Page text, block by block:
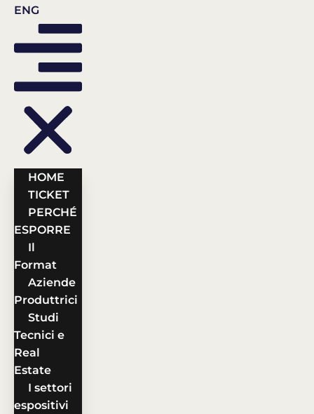
ENG
HOME
TICKET
PERCHÉ
ESPORRE
Il
Format
Aziende
Produttrici
Studi
Tecnici e
Real
Estate
I settori
espositivi